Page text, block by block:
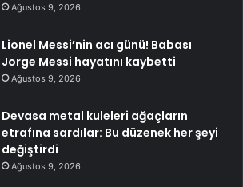
Ağustos 9, 2026
Lionel Messi’nin acı günü! Babası
Jorge Messi hayatını kaybetti
Ağustos 9, 2026
Devasa metal kuleleri ağaçların
etrafına sardılar: Bu düzenek her şeyi
değiştirdi
Ağustos 9, 2026